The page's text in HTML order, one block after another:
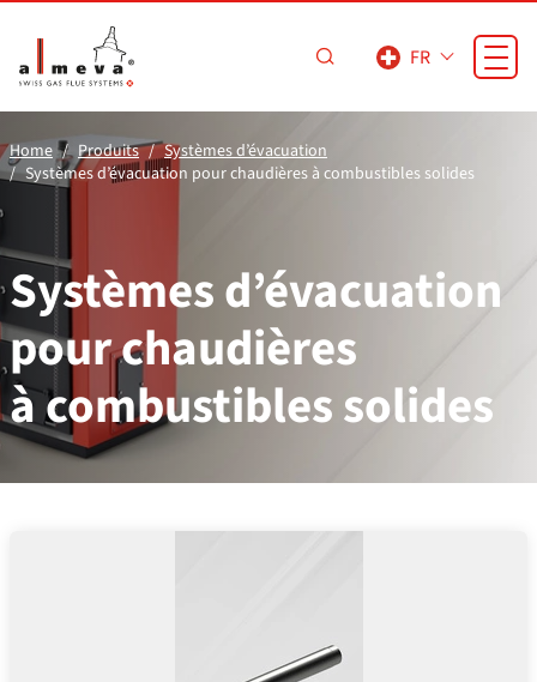
FR
Home Produits
Systèmes d’évacuation
Systèmes d’évacuation pour chaudières à combustibles solides
Systèmes d’évacuation
pour chaudières
à combustibles solides